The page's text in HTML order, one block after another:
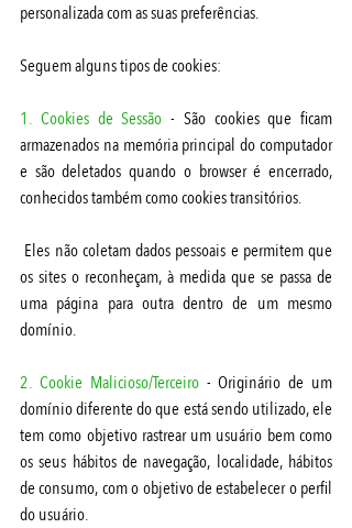
personalizada com as suas preferências.
Seguem alguns tipos de cookies:
1. Cookies de Sessão - São cookies que ficam
armazenados na memória principal do computador
e são deletados quando o browser é encerrado,
conhecidos também como cookies transitórios.
os sites o reconheçam, à medida que se passa de
uma página para outra dentro de um mesmo
domínio.
2. Cookie Malicioso/Terceiro - Originário de um
domínio diferente do que está sendo utilizado, ele
tem como objetivo rastrear um usuário bem como
os seus hábitos de navegação, localidade, hábitos
de consumo, com o objetivo de estabelecer o perfil
do usuário.